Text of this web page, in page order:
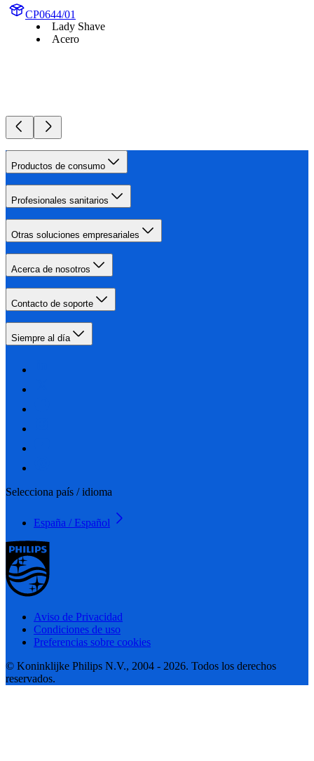
CP0644/01
Lady Shave
Acero
Productos de consumo
Profesionales sanitarios
Otras soluciones empresariales
Acerca de nosotros
Contacto de soporte
Siempre al día
Selecciona país / idioma
España / Español
Aviso de Privacidad
Condiciones de uso
Preferencias sobre cookies
© Koninklijke Philips N.V., 2004 - 2026. Todos los derechos
reservados.